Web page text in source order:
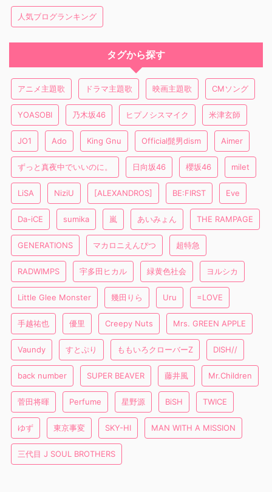
人気ブログランキング
タグから探す
アニメ主題歌 ドラマ主題歌 映画主題歌 CMソング
YOASOBI 乃木坂46 ヒプノシスマイク 米津玄師
JO1 Ado King Gnu Official髭男dism Aimer
ずっと真夜中でいいのに。 日向坂46 櫻坂46 milet
LiSA NiziU [ALEXANDROS] BE:FIRST Eve
Da-iCE sumika 嵐 あいみょん THE RAMPAGE
GENERATIONS マカロニえんぴつ 超特急
RADWIMPS 宇多田ヒカル 緑黄色社会 ヨルシカ
Little Glee Monster 幾田りら Uru =LOVE
手越祐也 優里 Creepy Nuts Mrs. GREEN APPLE
Vaundy すとぷり ももいろクローバーZ DISH//
back number SUPER BEAVER 藤井風 Mr.Children
菅田将暉 Perfume 星野源 BiSH TWICE
ゆず 東京事変 SKY-HI MAN WITH A MISSION
三代目 J SOUL BROTHERS